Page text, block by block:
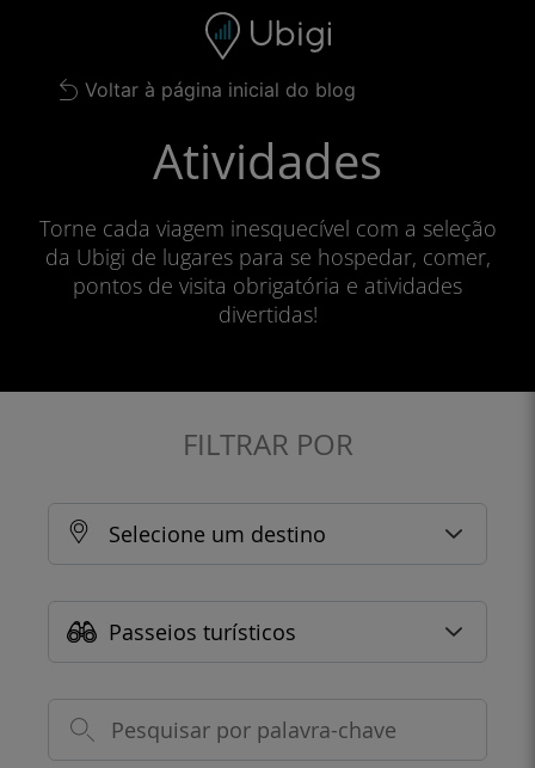
Barra de navegação
Voltar à página inicial do blog
Atividades
Torne cada viagem inesquecível com a seleção
da Ubigi de lugares para se hospedar, comer,
pontos de visita obrigatória e atividades
divertidas!
FILTRAR POR
Selecione um destino
Passeios turísticos